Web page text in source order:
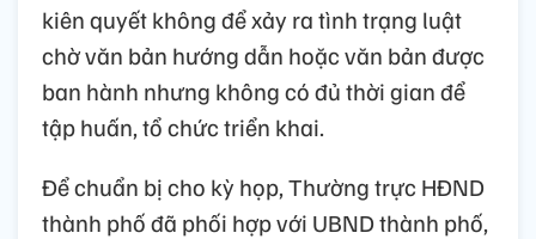
kiên quyết không để xảy ra tình trạng luật
chờ văn bản hướng dẫn hoặc văn bản được
ban hành nhưng không có đủ thời gian để
tập huấn, tổ chức triển khai.
Để chuẩn bị cho kỳ họp, Thường trực HĐND
thành phố đã phối hợp với UBND thành phố,